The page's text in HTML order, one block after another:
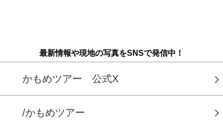
最新情報や現地の写真をSNSで発信中！
かもめツアー 公式X
/かもめツアー